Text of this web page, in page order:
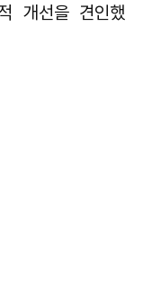
개선을 견인했